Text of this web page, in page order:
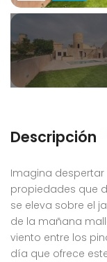
Descripción
Imagina
propiedades que
se eleva sobre el
de la mañana
viento entre los
día que ofrece